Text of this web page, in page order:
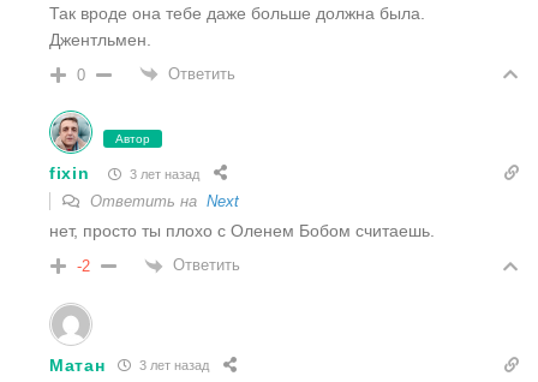
Так вроде она тебе даже больше должна была.
Джентльмен.
0 Ответить
Автор
fixin 3 лет назад
Ответить на Next
нет, просто ты плохо с Оленем Бобом считаешь.
-2 Ответить
Матан 3 лет назад